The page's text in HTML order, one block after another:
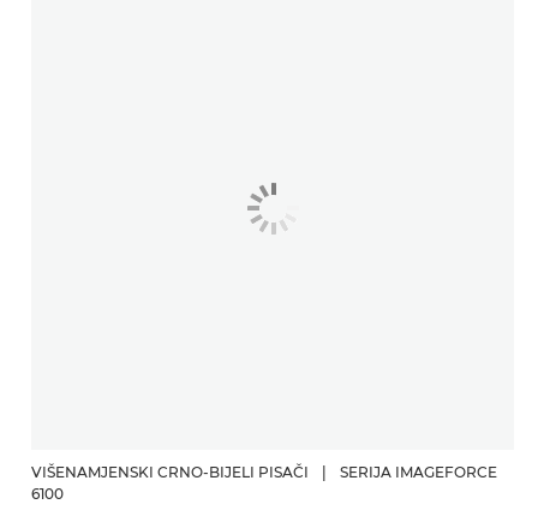
VIŠENAMJENSKI CRNO-BIJELI PISAČI
SERIJA IMAGEFORCE
6100